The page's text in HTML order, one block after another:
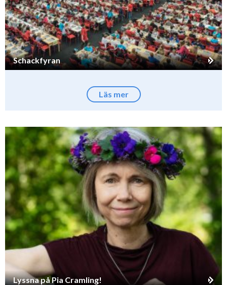
Schackfyran
Läs mer
Lyssna på Pia Cramling!